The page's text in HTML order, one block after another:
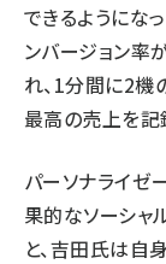
できるようにな
ンバージョン率
れ、1分間に2
最高の売上を記
パーソナライゼ
果的なソーシャ
と、吉田氏は自